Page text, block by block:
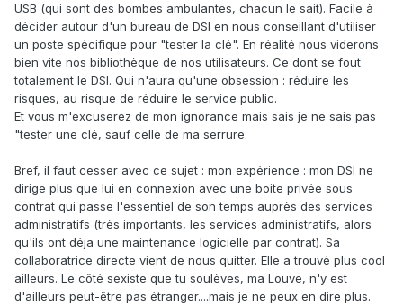
USB (qui sont des bombes ambulantes, chacun le sait). Facile à
décider autour d'un bureau de DSI en nous conseillant d'utiliser
un poste spécifique pour "tester la clé". En réalité nous viderons
bien vite nos bibliothèque de nos utilisateurs. Ce dont se fout
totalement le DSI. Qui n'aura qu'une obsession : réduire les
risques, au risque de réduire le service public.
Et vous m'excuserez de mon ignorance mais sais je ne sais pas
"tester une clé, sauf celle de ma serrure.
Bref, il faut cesser avec ce sujet : mon expérience : mon DSI ne
dirige plus que lui en connexion avec une boite privée sous
contrat qui passe l'essentiel de son temps auprès des services
administratifs (très importants, les services administratifs, alors
qu'ils ont déja une maintenance logicielle par contrat). Sa
collaboratrice directe vient de nous quitter. Elle a trouvé plus cool
ailleurs. Le côté sexiste que tu soulèves, ma Louve, n'y est
d'ailleurs peut-être pas étranger....mais je ne peux en dire plus.